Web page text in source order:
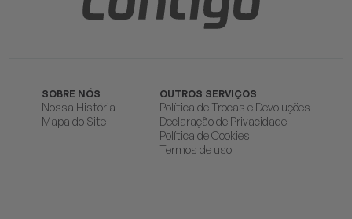
SOBRE NÓS
Nossa História
Mapa do Site
OUTROS SERVIÇOS
Política de Trocas e Devoluções
Declaração de Privacidade
Política de Cookies
Termos de uso